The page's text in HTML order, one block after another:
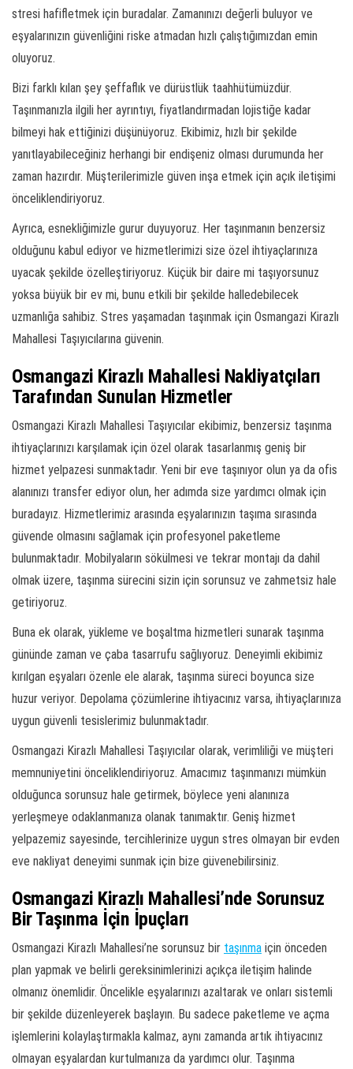
stresi hafifletmek için buradalar. Zamanınızı değerli buluyor ve
eşyalarınızın güvenliğini riske atmadan hızlı çalıştığımızdan emin
oluyoruz.
Bizi farklı kılan şey şeffaflık ve dürüstlük taahhütümüzdür.
Taşınmanızla ilgili her ayrıntıyı, fiyatlandırmadan lojistiğe kadar
bilmeyi hak ettiğinizi düşünüyoruz. Ekibimiz, hızlı bir şekilde
yanıtlayabileceğiniz herhangi bir endişeniz olması durumunda her
zaman hazırdır. Müşterilerimizle güven inşa etmek için açık iletişimi
önceliklendiriyoruz.
Ayrıca, esnekliğimizle gurur duyuyoruz. Her taşınmanın benzersiz
olduğunu kabul ediyor ve hizmetlerimizi size özel ihtiyaçlarınıza
uyacak şekilde özelleştiriyoruz. Küçük bir daire mi taşıyorsunuz
yoksa büyük bir ev mi, bunu etkili bir şekilde halledebilecek
uzmanlığa sahibiz. Stres yaşamadan taşınmak için Osmangazi Kirazlı
Mahallesi Taşıyıcılarına güvenin.
Osmangazi Kirazlı Mahallesi Nakliyatçıları
Tarafından Sunulan Hizmetler
Osmangazi Kirazlı Mahallesi Taşıyıcılar ekibimiz, benzersiz taşınma
ihtiyaçlarınızı karşılamak için özel olarak tasarlanmış geniş bir
hizmet yelpazesi sunmaktadır. Yeni bir eve taşınıyor olun ya da ofis
alanınızı transfer ediyor olun, her adımda size yardımcı olmak için
buradayız. Hizmetlerimiz arasında eşyalarınızın taşıma sırasında
güvende olmasını sağlamak için profesyonel paketleme
bulunmaktadır. Mobilyaların sökülmesi ve tekrar montajı da dahil
olmak üzere, taşınma sürecini sizin için sorunsuz ve zahmetsiz hale
getiriyoruz.
Buna ek olarak, yükleme ve boşaltma hizmetleri sunarak taşınma
gününde zaman ve çaba tasarrufu sağlıyoruz. Deneyimli ekibimiz
kırılgan eşyaları özenle ele alarak, taşınma süreci boyunca size
huzur veriyor. Depolama çözümlerine ihtiyacınız varsa, ihtiyaçlarınıza
uygun güvenli tesislerimiz bulunmaktadır.
Osmangazi Kirazlı Mahallesi Taşıyıcılar olarak, verimliliği ve müşteri
memnuniyetini önceliklendiriyoruz. Amacımız taşınmanızı mümkün
olduğunca sorunsuz hale getirmek, böylece yeni alanınıza
yerleşmeye odaklanmanıza olanak tanımaktır. Geniş hizmet
yelpazemiz sayesinde, tercihlerinize uygun stres olmayan bir evden
eve nakliyat deneyimi sunmak için bize güvenebilirsiniz.
Osmangazi Kirazlı Mahallesi’nde Sorunsuz
Bir Taşınma İçin İpuçları
Osmangazi Kirazlı Mahallesi’ne sorunsuz bir taşınma için önceden
plan yapmak ve belirli gereksinimlerinizi açıkça iletişim halinde
olmanız önemlidir. Öncelikle eşyalarınızı azaltarak ve onları sistemli
bir şekilde düzenleyerek başlayın. Bu sadece paketleme ve açma
işlemlerini kolaylaştırmakla kalmaz, aynı zamanda artık ihtiyacınız
olmayan eşyalardan kurtulmanıza da yardımcı olur. Taşınma